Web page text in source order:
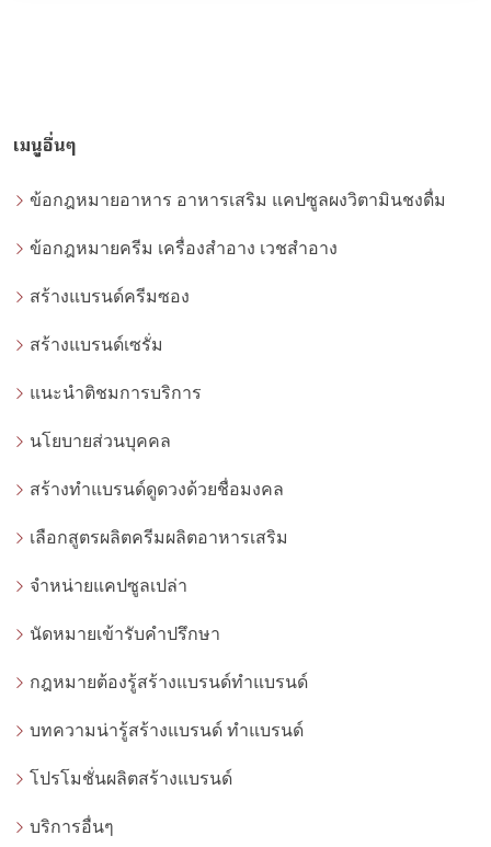
เมนูอื่นๆ
ข้อกฎหมายอาหาร อาหารเสริม แคปซูลผงวิตามินชงดื่ม
ข้อกฎหมายครีม เครื่องสำอาง เวชสำอาง
สร้างแบรนด์ครีมซอง
สร้างแบรนด์เซรั่ม
แนะนำติชมการบริการ
นโยบายส่วนบุคคล
สร้างทำแบรนด์ดูดวงด้วยชื่อมงคล
เลือกสูตรผลิตครีมผลิตอาหารเสริม
จำหน่ายแคปซูลเปล่า
นัดหมายเข้ารับคำปรึกษา
กฎหมายต้องรู้สร้างแบรนด์ทำแบรนด์
บทความน่ารู้สร้างแบรนด์ ทำแบรนด์
โปรโมชั่นผลิตสร้างแบรนด์
บริการอื่นๆ